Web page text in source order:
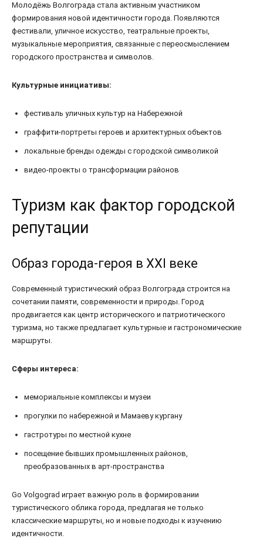
Молодёжь Волгограда стала активным участником
формирования новой идентичности города. Появляются
фестивали, уличное искусство, театральные проекты,
музыкальные мероприятия, связанные с переосмыслением
городского пространства и символов.
Культурные инициативы:
фестиваль уличных культур на Набережной
граффити-портреты героев и архитектурных объектов
локальные бренды одежды с городской символикой
видео-проекты о трансформации районов
Туризм как фактор городской
репутации
Образ города-героя в XXI веке
Современный туристический образ Волгограда строится на
сочетании памяти, современности и природы. Город
продвигается как центр исторического и патриотического
туризма, но также предлагает культурные и гастрономические
маршруты.
Сферы интереса:
мемориальные комплексы и музеи
прогулки по набережной и Мамаеву кургану
гастротуры по местной кухне
посещение бывших промышленных районов,
преобразованных в арт-пространства
Go Volgograd играет важную роль в формировании
туристического облика города, предлагая не только
классические маршруты, но и новые подходы к изучению
идентичности.